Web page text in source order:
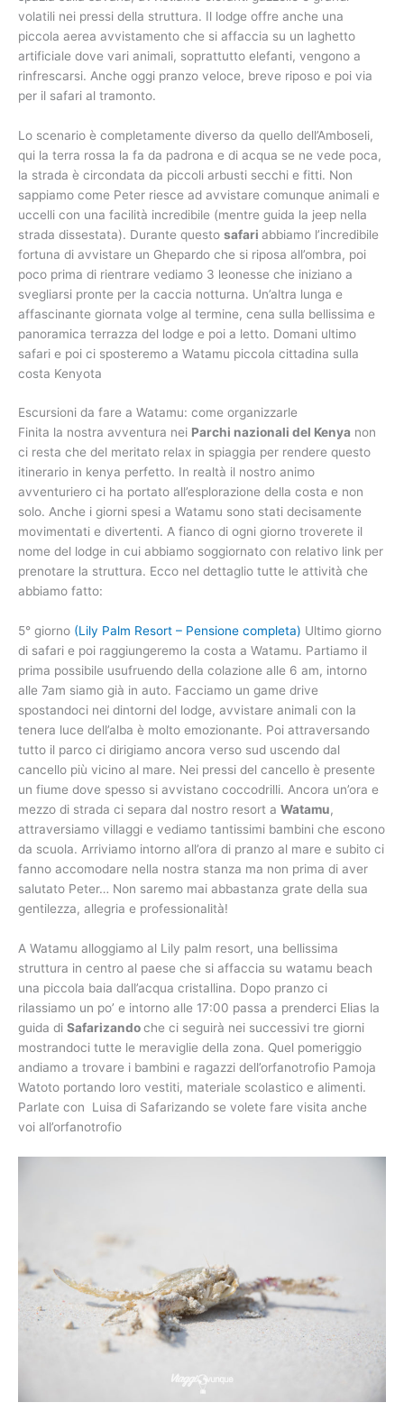
volatili nei pressi della struttura. Il lodge offre anche una
piccola aerea avvistamento che si affaccia su un laghetto
artificiale dove vari animali, soprattutto elefanti, vengono a
rinfrescarsi. Anche oggi pranzo veloce, breve riposo e poi via
per il safari al tramonto.
Lo scenario è completamente diverso da quello dell’Amboseli,
qui la terra rossa la fa da padrona e di acqua se ne vede poca,
la strada è circondata da piccoli arbusti secchi e fitti. Non
sappiamo come Peter riesce ad avvistare comunque animali e
uccelli con una facilità incredibile (mentre guida la jeep nella
strada dissestata). Durante questo safari abbiamo l’incredibile
fortuna di avvistare un Ghepardo che si riposa all’ombra, poi
poco prima di rientrare vediamo 3 leonesse che iniziano a
svegliarsi pronte per la caccia notturna. Un’altra lunga e
affascinante giornata volge al termine, cena sulla bellissima e
panoramica terrazza del lodge e poi a letto. Domani ultimo
safari e poi ci sposteremo a Watamu piccola cittadina sulla
costa Kenyota
Escursioni da fare a Watamu: come organizzarle
Finita la nostra avventura nei Parchi nazionali del Kenya non
ci resta che del meritato relax in spiaggia per rendere questo
itinerario in kenya perfetto. In realtà il nostro animo
avventuriero ci ha portato all’esplorazione della costa e non
solo. Anche i giorni spesi a Watamu sono stati decisamente
movimentati e divertenti. A fianco di ogni giorno troverete il
nome del lodge in cui abbiamo soggiornato con relativo link per
prenotare la struttura. Ecco nel dettaglio tutte le attività che
abbiamo fatto:
5° giorno (Lily Palm Resort – Pensione completa) Ultimo giorno
di safari e poi raggiungeremo la costa a Watamu. Partiamo il
prima possibile usufruendo della colazione alle 6 am, intorno
alle 7am siamo già in auto. Facciamo un game drive
spostandoci nei dintorni del lodge, avvistare animali con la
tenera luce dell’alba è molto emozionante. Poi attraversando
tutto il parco ci dirigiamo ancora verso sud uscendo dal
cancello più vicino al mare. Nei pressi del cancello è presente
un fiume dove spesso si avvistano coccodrilli. Ancora un’ora e
mezzo di strada ci separa dal nostro resort a Watamu,
attraversiamo villaggi e vediamo tantissimi bambini che escono
da scuola. Arriviamo intorno all’ora di pranzo al mare e subito ci
fanno accomodare nella nostra stanza ma non prima di aver
salutato Peter… Non saremo mai abbastanza grate della sua
gentilezza, allegria e professionalità!
A Watamu alloggiamo al Lily palm resort, una bellissima
struttura in centro al paese che si affaccia su watamu beach
una piccola baia dall’acqua cristallina. Dopo pranzo ci
rilassiamo un po’ e intorno alle 17:00 passa a prenderci Elias la
guida di Safarizandoche ci seguirà nei successivi tre giorni
mostrandoci tutte le meraviglie della zona. Quel pomeriggio
andiamo a trovare i bambini e ragazzi dell’orfanotrofio Pamoja
Watoto portando loro vestiti, materiale scolastico e alimenti.
Parlate con Luisa di Safarizando se volete fare visita anche
voi all’orfanotrofio